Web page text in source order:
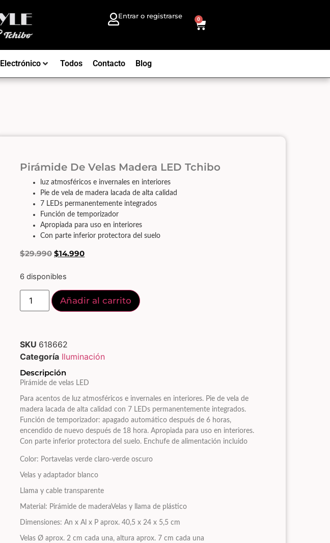
Entrar o registrarse 0
Electrónico Todos Contacto Blog
Pirámide De Velas Madera LED Tchibo
luz atmosféricos e invernales en interiores
Pie de vela de madera lacada de alta calidad
7 LEDs permanentemente integrados
Función de temporizador
Apropiada para uso en interiores
Con parte inferior protectora del suelo
$29.990 $14.990
6 disponibles
Añadir al carrito
SKU 618662
Categoría Iluminación
Descripción
Pirámide de velas LED
Para acentos de luz atmosféricos e invernales en interiores. Pie de vela de
madera lacada de alta calidad con 7 LEDs permanentemente integrados.
Función de temporizador: apagado automático después de 6 horas,
encendido de nuevo después de 18 hora. Apropiada para uso en interiores.
Con parte inferior protectora del suelo. Enchufe de alimentación incluido
Color: Portavelas verde claro-verde oscuro
Velas y adaptador blanco
Llama y cable transparente
Material: Pirámide de maderaVelas y llama de plástico
Dimensiones: An x Al x P aprox. 40,5 x 24 x 5,5 cm
Velas Ø aprox. 2 cm cada una, altura aprox. 7 cm cada una